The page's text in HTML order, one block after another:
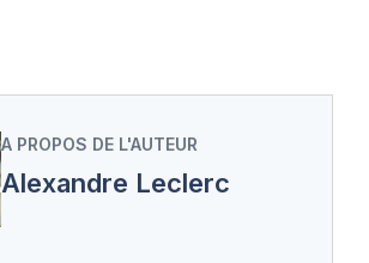
A PROPOS DE L'AUTEUR
Alexandre Leclerc